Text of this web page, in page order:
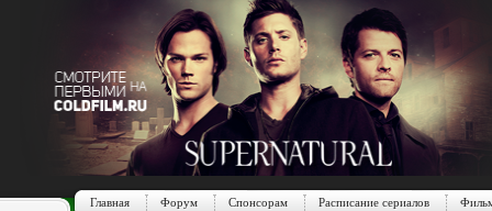
Главная Форум Спонсорам Расписание сериалов